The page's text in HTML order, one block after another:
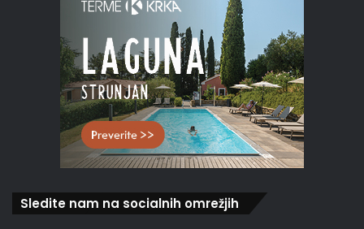
Sledite nam na socialnih omrežjih